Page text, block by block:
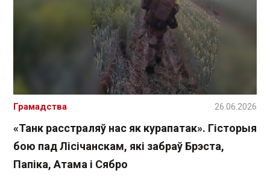
«Танк расстраляў нас як курапатак». Гісторыя
бою пад Лісічанскам, які забраў Брэста,
Папіка, Атама і Сябро
Грамадства 26.06.2026